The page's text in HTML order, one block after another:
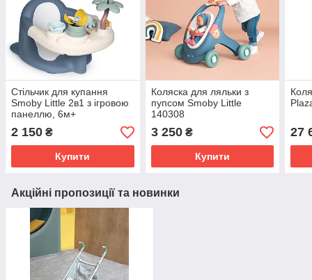
Стільчик для купання
Smoby Little 2в1 з ігровою
панеллю, 6м+
2 150 ₴
Купити
Коляска для ляльки з
пупсом Smoby Little
140308
3 250₴
Купити
27
Акційні пропозиції та новинки